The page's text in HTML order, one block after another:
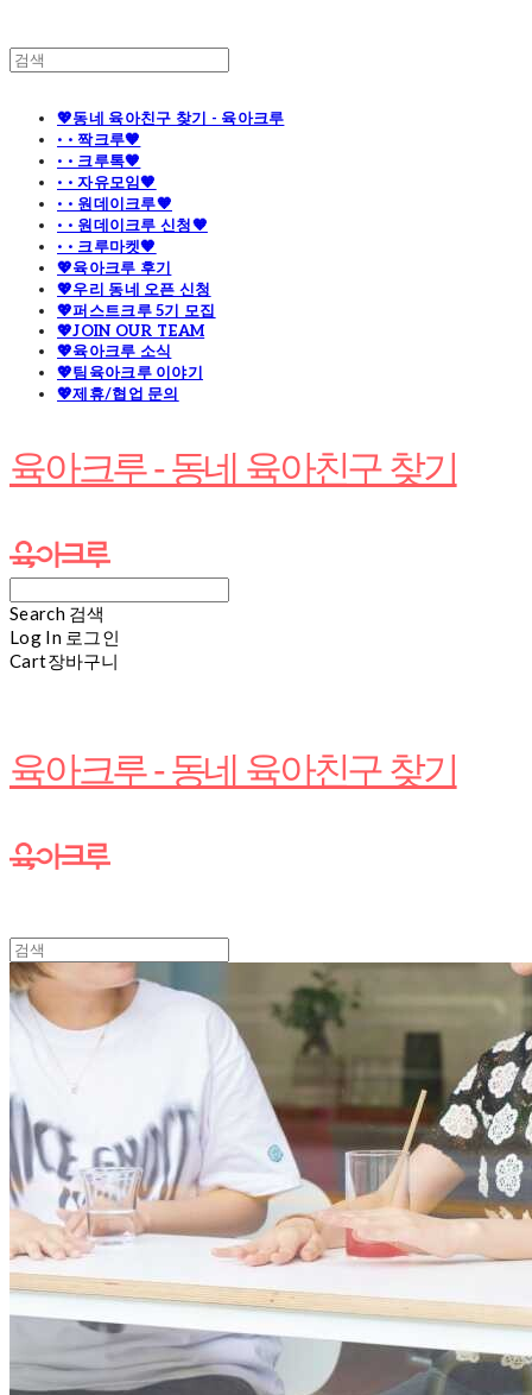
💖동네 육아친구 찾기 - 육아크루
· · 짝크루🧡
· · 크루톡🧡
· · 자유모임🧡
· · 원데이크루🧡
· · 원데이크루 신청🧡
· · 크루마켓🧡
💖육아크루 후기
💖우리 동네 오픈 신청
💖퍼스트크루 5기 모집
💖JOIN OUR TEAM
💖육아크루 소식
💖팀육아크루 이야기
💖제휴/협업 문의
육아크루 - 동네 육아친구 찾기
Search 검색
Log In 로그인
Cart장바구니
육아크루 - 동네 육아친구 찾기